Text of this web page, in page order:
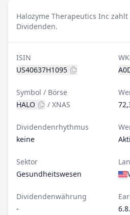
Halozyme Therapeutics Inc
Dividenden.
ISIN
US40637H1095
Symbol / Börse
HALO
/ XNAS
Dividendenrhythmus
keine
Sektor
Gesundheitswesen
Dividendenwährung
-